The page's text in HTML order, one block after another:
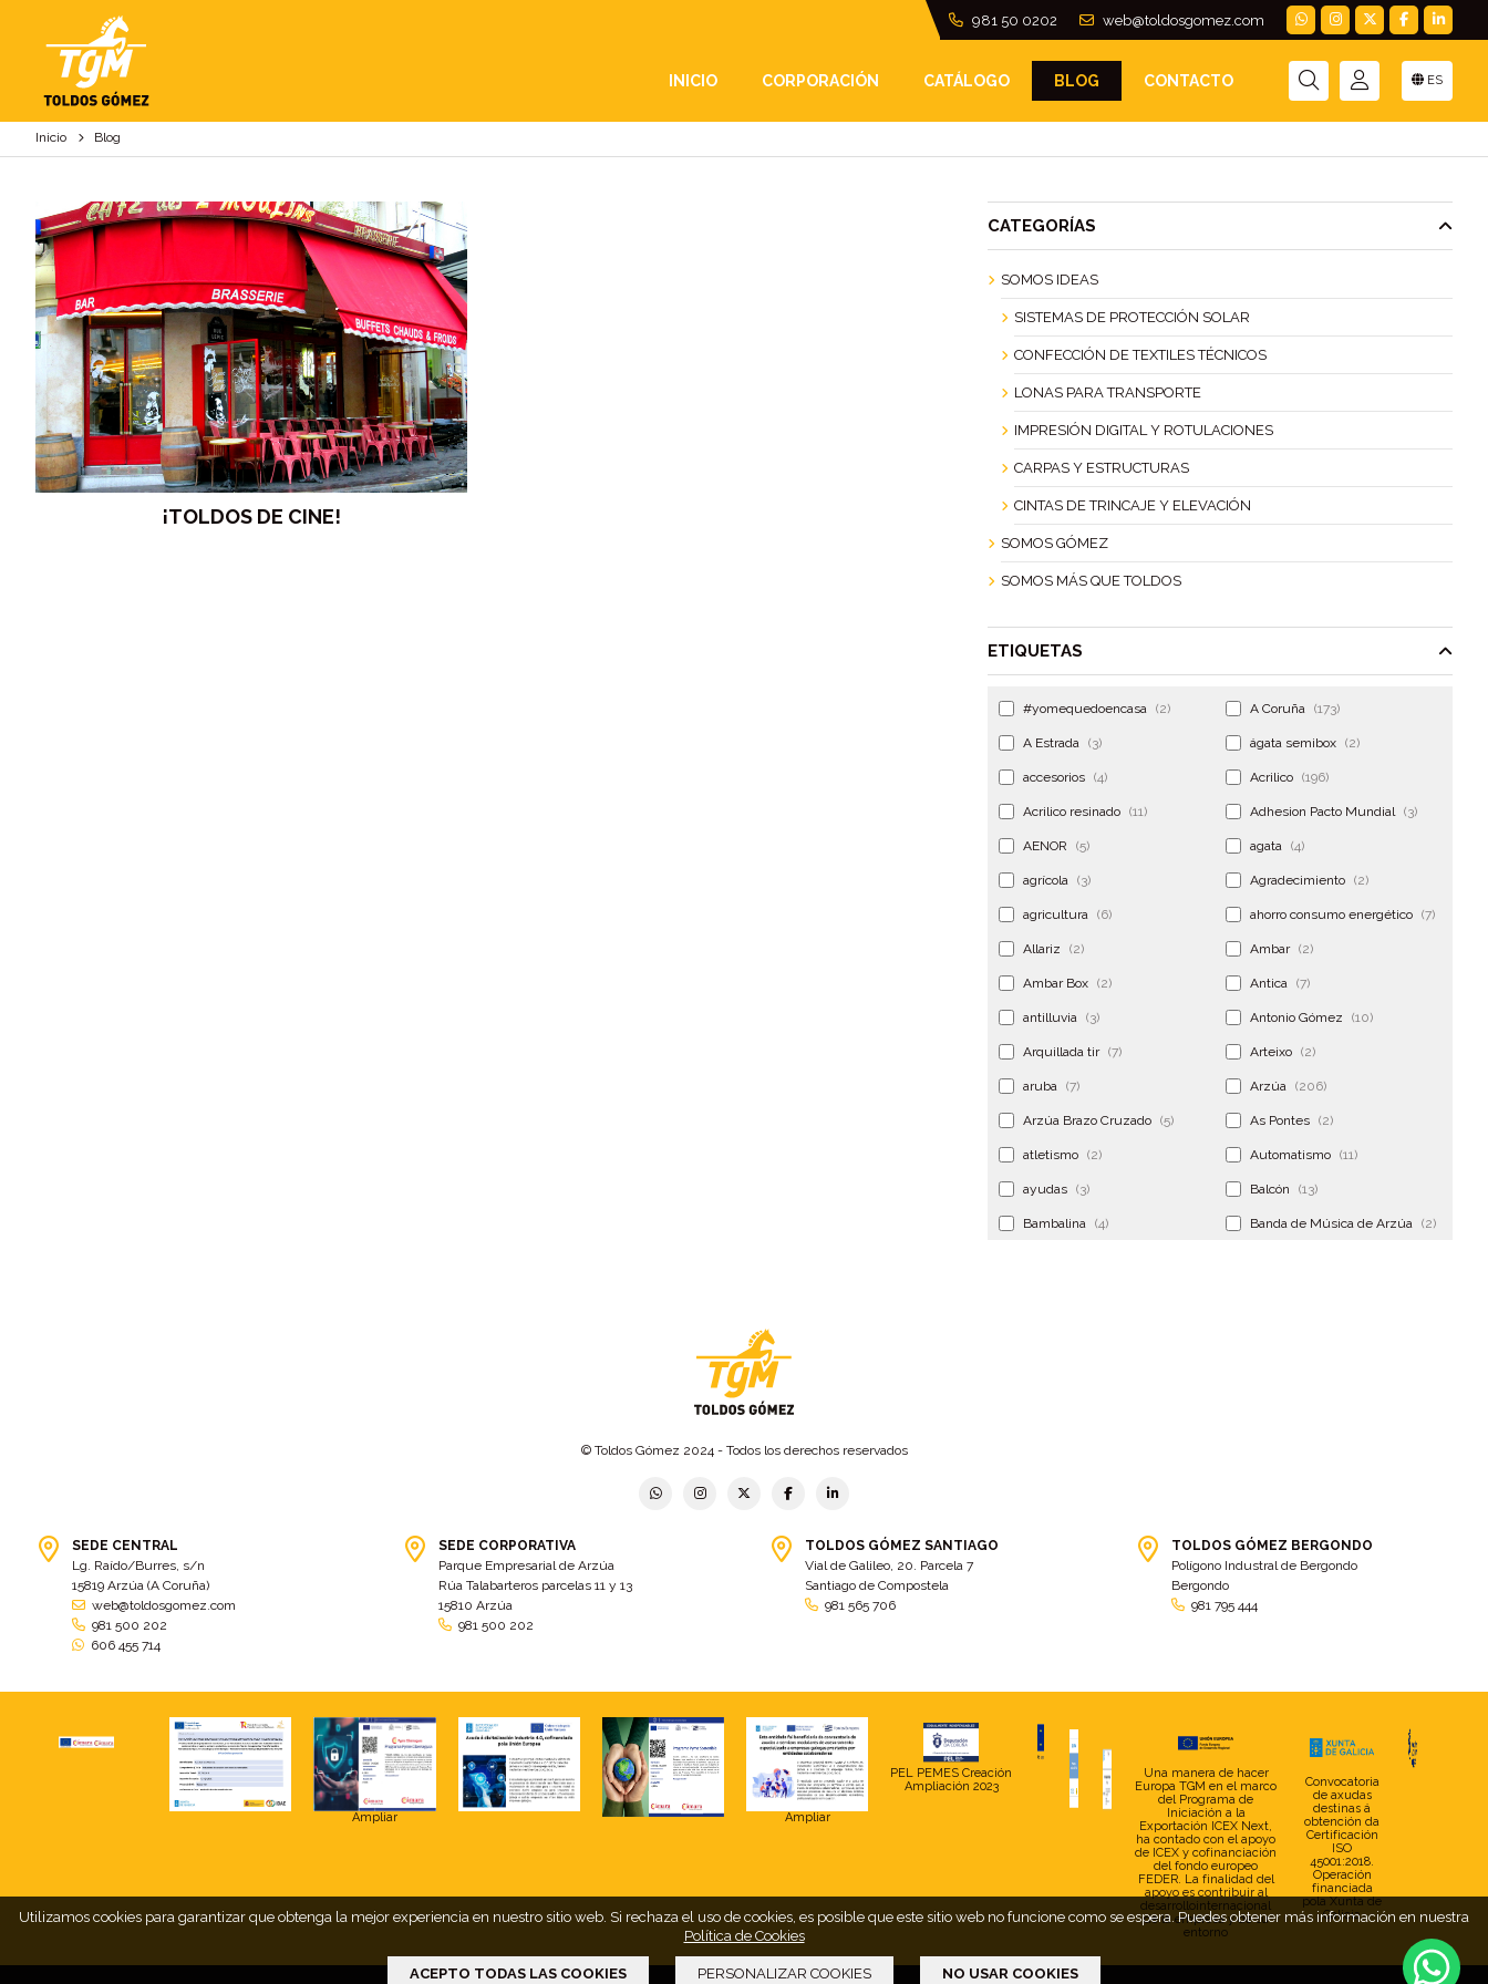
981 50 0202 web@toldosgomez.com
INICIO CORPORACIÓN CATÁLOGO BLOG CONTACTO ES
BLOG
Inicio Blog
¡TOLDOS DE CINE!
CATEGORÍAS
SOMOS IDEAS
SISTEMAS DE PROTECCIÓN SOLAR
CONFECCIÓN DE TEXTILES TÉCNICOS
LONAS PARA TRANSPORTE
IMPRESIÓN DIGITAL Y ROTULACIONES
CARPAS Y ESTRUCTURAS
CINTAS DE TRINCAJE Y ELEVACIÓN
SOMOS GÓMEZ
SOMOS MÁS QUE TOLDOS
ETIQUETAS
#yomequedoencasa (2) A Coruña (173)
A Estrada (3) ágata semibox (2)
accesorios (4) Acrilico (196)
Acrilico resinado (11) Adhesion Pacto Mundial (3)
AENOR (5) agata (4)
agrícola (3) Agradecimiento (2)
agricultura (6) ahorro consumo energético (7)
Allariz (2) Ambar (2)
Ambar Box (2) Antica (7)
antilluvia (3) Antonio Gómez (10)
Arquillada tir (7) Arteixo (2)
aruba (7) Arzúa (206)
Arzúa Brazo Cruzado (5) As Pontes (2)
atletismo (2) Automatismo (11)
ayudas (3) Balcón (13)
Bambalina (4) Banda de Música de Arzúa (2)
(3)
Bolsas portaherramientas (4) brazos invisibles
Cabañas
Cambio tela (11)
(17) Camión XL
camion botellero Camion tautliner (28)
Campaña electoral (2)
Capota
capota con pies (29) capota fija a pared (17)
Carballo
© Toldos Gómez 2024 - Todos los derechos reservados
SEDE CENTRAL
Lg. Raído/Burres, s/n
15819 Arzúa (A Coruña)
web@toldosgomez.com
981 500 202
606 455 714
SEDE CORPORATIVA
Parque Empresarial de Arzúa
Rúa Talabarteros parcelas 11 y 13
15810 Arzúa
981 500 202
TOLDOS GÓMEZ SANTIAGO
Vial de Galileo, 20. Parcela 7
Santiago de Compostela
981 565 706
TOLDOS GÓMEZ BERGONDO
Polígono Industral de Bergondo
Bergondo
981 795 444
Ampliar Ampliar
PEL PEMES Creación
Ampliación 2023
Una manera de hacer
Europa TGM en el marco
del Programa de
Iniciación a la
Exportación ICEX Next,
ha contado con el apoyo
de ICEX y cofinanciación
del fondo europeo
FEDER. La finalidad del
apoyo es contribuir al
desarrollointernacional
de la empresa y de su
entorno
Convocatoria
de axudas
destinas á
obtención da
Certificación
ISO
45001:2018.
Operación
financiada
pola Xunta de
Galicia
Utilizamos cookies para garantizar que obtenga la mejor experiencia en nuestro sitio web. Si rechaza el uso de cookies, es posible que este sitio web no funcione como se espera. Puedes obtener más información en nuestra
Política de Cookies
ACEPTO TODAS LAS COOKIES PERSONALIZAR COOKIES NO USAR COOKIES